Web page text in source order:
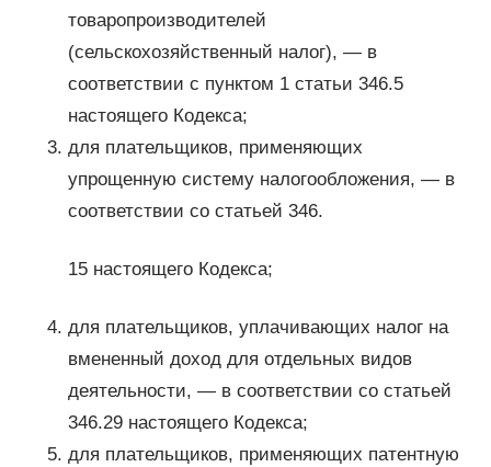
товаропроизводителей
(сельскохозяйственный налог), — в
соответствии с пунктом 1 статьи 346.5
настоящего Кодекса;
для плательщиков, применяющих
упрощенную систему налогообложения, — в
соответствии со статьей 346.
15 настоящего Кодекса;
для плательщиков, уплачивающих налог на
вмененный доход для отдельных видов
деятельности, — в соответствии со статьей
346.29 настоящего Кодекса;
для плательщиков, применяющих патентную